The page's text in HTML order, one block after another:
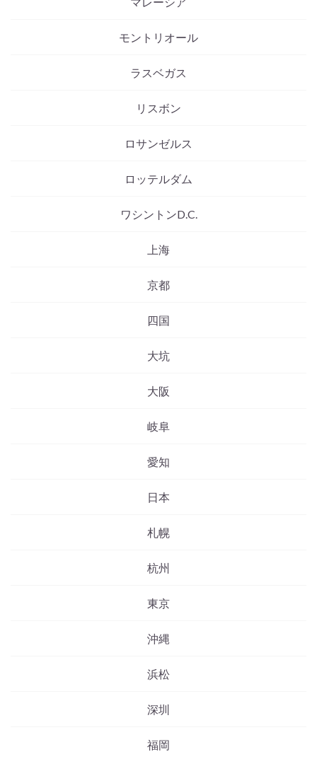
モントリオール
ラスベガス
リスボン
ロサンゼルス
ロッテルダム
ワシントンD.C.
上海
京都
四国
大坑
大阪
岐阜
愛知
日本
札幌
杭州
東京
沖縄
浜松
深圳
福岡